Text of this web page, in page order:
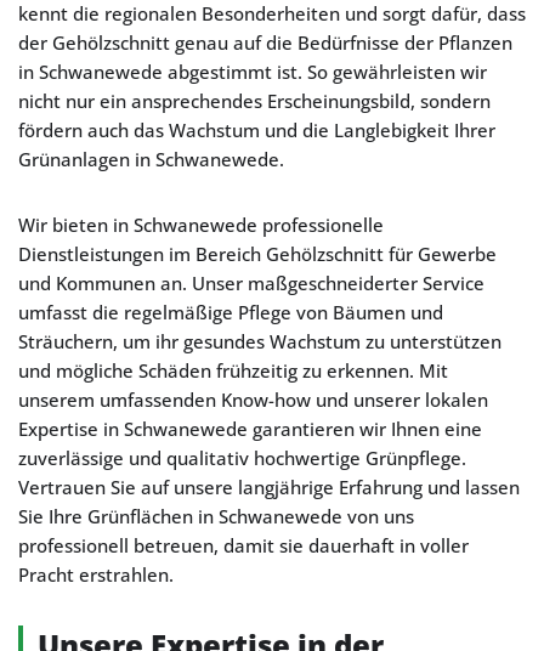
kennt die regionalen Besonderheiten und sorgt dafür, dass
der Gehölzschnitt genau auf die Bedürfnisse der Pflanzen
in Schwanewede abgestimmt ist. So gewährleisten wir
nicht nur ein ansprechendes Erscheinungsbild, sondern
fördern auch das Wachstum und die Langlebigkeit Ihrer
Grünanlagen in Schwanewede.
Wir bieten in Schwanewede professionelle
Dienstleistungen im Bereich Gehölzschnitt für Gewerbe
und Kommunen an. Unser maßgeschneiderter Service
umfasst die regelmäßige Pflege von Bäumen und
Sträuchern, um ihr gesundes Wachstum zu unterstützen
und mögliche Schäden frühzeitig zu erkennen. Mit
unserem umfassenden Know-how und unserer lokalen
Expertise in Schwanewede garantieren wir Ihnen eine
zuverlässige und qualitativ hochwertige Grünpflege.
Vertrauen Sie auf unsere langjährige Erfahrung und lassen
Sie Ihre Grünflächen in Schwanewede von uns
professionell betreuen, damit sie dauerhaft in voller
Pracht erstrahlen.